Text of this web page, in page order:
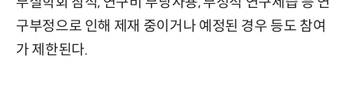
구부정으로 인해 제재 중이거나 예정된 경우 등도 참여
가 제한된다.